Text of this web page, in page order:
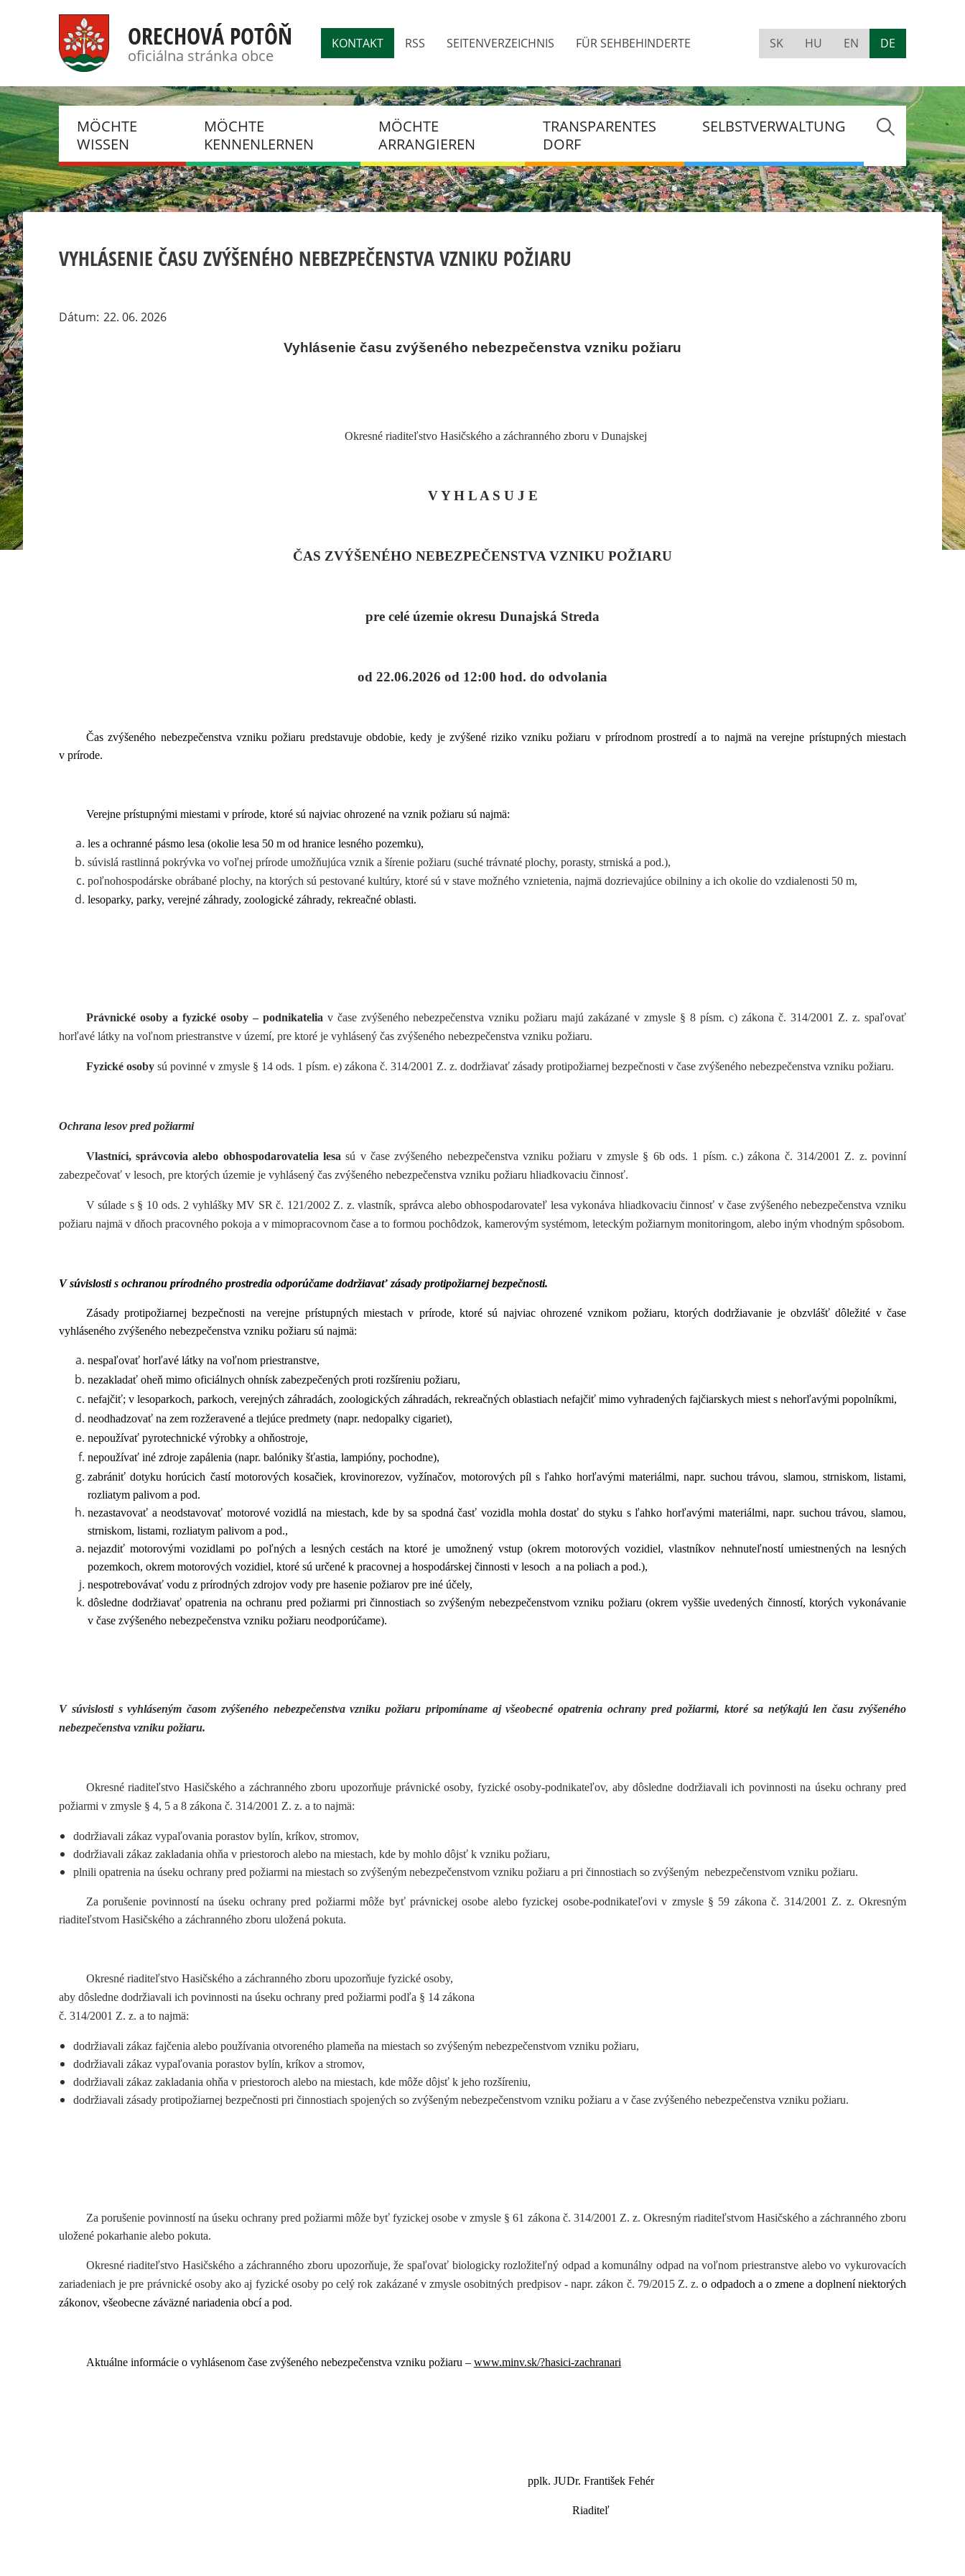
Inhalt
ORECHOVÁ POTÔŇ
oficiálna stránka obce
Top
menu
KONTAKT RSS SEITENVERZEICHNIS FÜR SEHBEHINDERTE
version
SK HU EN DE
MÖCHTE
WISSEN
NACHRICHTEN,
BENACHRICHTIGUNGEN
GESCHENK
MÖCHTE
KENNENLERNEN
FOTOGALERIEN
DSC
ZBOR
MÖCHTE
ARRANGIEREN
FORMULARE DES BAUAMTES
TRANSPARENTES
DORF
VERTRÄGE
RECHNUNGEN
BESCHAFFUNG
GEBIETSPLAN
SELBSTVERWALTUNG
VYHLÁSENIE ČASU ZVÝŠENÉHO NEBEZPEČENSTVA VZNIKU POŽIARU
Dátum 22. 06. 2026
Vyhlásenie času zvýšeného nebezpečenstva vzniku požiaru
Okresné riaditeľstvo Hasičského a záchranného zboru v Dunajskej
V Y H L A S U J E
ČAS ZVÝŠENÉHO NEBEZPEČENSTVA VZNIKU POŽIARU
pre celé územie okresu Dunajská Streda
od 22.06.2026 od 12:00 hod. do odvolania
Čas zvýšeného nebezpečenstva vzniku požiaru predstavuje obdobie, kedy je zvýšené riziko vzniku požiaru v prírodnom prostredí a to najmä na verejne prístupných miestach
v prírode.
Verejne prístupnými miestami v prírode, ktoré sú najviac ohrozené na vznik požiaru sú najmä:
les a ochranné pásmo lesa (okolie lesa 50 m od hranice lesného pozemku),
súvislá rastlinná pokrývka vo voľnej prírode umožňujúca vznik a šírenie požiaru (suché trávnaté plochy, porasty, strniská a pod.),
poľnohospodárske obrábané plochy, na ktorých sú pestované kultúry, ktoré sú v stave možného vznietenia, najmä dozrievajúce obilniny a ich okolie do vzdialenosti 50 m,
lesoparky, parky, verejné záhrady, zoologické záhrady, rekreačné oblasti.
Právnické osoby a fyzické osoby – podnikatelia v čase zvýšeného nebezpečenstva vzniku požiaru majú zakázané v zmysle § 8 písm. c) zákona č. 314/2001 Z. z. spaľovať
horľavé látky na voľnom priestranstve v území, pre ktoré je vyhlásený čas zvýšeného nebezpečenstva vzniku požiaru.
Fyzické osobysú povinné v zmysle § 14 ods. 1 písm. e) zákona č. 314/2001 Z. z. dodržiavať zásady protipožiarnej bezpečnosti v čase zvýšeného nebezpečenstva vzniku požiaru.
Ochrana lesov pred požiarmi
Vlastníci, správcovia alebo obhospodarovatelia lesasú v čase zvýšeného nebezpečenstva vzniku požiaru v zmysle § 6b ods. 1 písm. c.) zákona č. 314/2001 Z. z. povinní
zabezpečovať v lesoch, pre ktorých územie je vyhlásený čas zvýšeného nebezpečenstva vzniku požiaru hliadkovaciu činnosť.
V súlade s § 10 ods. 2 vyhlášky MV SR č. 121/2002 Z. z. vlastník, správca alebo obhospodarovateľ lesa vykonáva hliadkovaciu činnosť v čase zvýšeného nebezpečenstva vzniku
požiaru najmä v dňoch pracovného pokoja a v mimopracovnom čase a to formou pochôdzok, kamerovým systémom, leteckým požiarnym monitoringom, alebo iným vhodným spôsobom.
V súvislosti s ochranou prírodného prostredia odporúčame dodržiavať zásady protipožiarnej bezpečnosti.
Zásady protipožiarnej bezpečnosti na verejne prístupných miestach v prírode, ktoré sú najviac ohrozené vznikom požiaru, ktorých dodržiavanie je obzvlášť dôležité v čase
vyhláseného zvýšeného nebezpečenstva vzniku požiaru sú najmä:
nespaľovať horľavé látky na voľnom priestranstve,
nezakladať oheň mimo oficiálnych ohnísk zabezpečených proti rozšíreniu požiaru,
nefajčiť; v lesoparkoch, parkoch, verejných záhradách, zoologických záhradách, rekreačných oblastiach nefajčiť mimo vyhradených fajčiarskych miest s nehorľavými popolníkmi,
neodhadzovať na zem rozžeravené a tlejúce predmety (napr. nedopalky cigariet),
nepoužívať pyrotechnické výrobky a ohňostroje,
nepoužívať iné zdroje zapálenia (napr. balóniky šťastia, lampióny, pochodne),
zabrániť dotyku horúcich častí motorových kosačiek, krovinorezov, vyžínačov, motorových píl s ľahko horľavými materiálmi, napr. suchou trávou, slamou, strniskom, listami,
rozliatym palivom a pod.
nezastavovať a neodstavovať motorové vozidlá na miestach, kde by sa spodná časť vozidla mohla dostať do styku s ľahko horľavými materiálmi, napr. suchou trávou, slamou,
strniskom, listami, rozliatym palivom a pod.,
nejazdiť motorovými vozidlami po poľných a lesných cestách na ktoré je umožnený vstup (okrem motorových vozidiel, vlastníkov nehnuteľností umiestnených na lesných
pozemkoch, okrem motorových vozidiel, ktoré sú určené k pracovnej a hospodárskej činnosti v lesoch a na poliach a pod.),
nespotrebovávať vodu z prírodných zdrojov vody pre hasenie požiarov pre iné účely,
dôsledne dodržiavať opatrenia na ochranu pred požiarmi pri činnostiach so zvýšeným nebezpečenstvom vzniku požiaru (okrem vyššie uvedených činností, ktorých vykonávanie
v čase zvýšeného nebezpečenstva vzniku požiaru neodporúčame).
V súvislosti s vyhláseným časom zvýšeného nebezpečenstva vzniku požiaru pripomíname aj všeobecné opatrenia ochrany pred požiarmi, ktoré sa netýkajú len času zvýšeného
nebezpečenstva vzniku požiaru.
Okresné riaditeľstvo Hasičského a záchranného zboru upozorňuje právnické osoby, fyzické osoby-podnikateľov, aby dôsledne dodržiavali ich povinnosti na úseku ochrany pred
požiarmi v zmysle § 4, 5 a 8 zákona č. 314/2001 Z. z. a to najmä:
dodržiavali zákaz vypaľovania porastov bylín, kríkov, stromov,
dodržiavali zákaz zakladania ohňa v priestoroch alebo na miestach, kde by mohlo dôjsť k vzniku požiaru,
plnili opatrenia na úseku ochrany pred požiarmi na miestach so zvýšeným nebezpečenstvom vzniku požiaru a pri činnostiach so zvýšeným nebezpečenstvom vzniku požiaru.
Za porušenie povinností na úseku ochrany pred požiarmi môže byť právnickej osobe alebo fyzickej osobe-podnikateľovi v zmysle § 59 zákona č. 314/2001 Z. z. Okresným
riaditeľstvom Hasičského a záchranného zboru uložená pokuta.
Okresné riaditeľstvo Hasičského a záchranného zboru upozorňuje fyzické osoby,
aby dôsledne dodržiavali ich povinnosti na úseku ochrany pred požiarmi podľa § 14 zákona
č. 314/2001 Z. z. a to najmä:
dodržiavali zákaz fajčenia alebo používania otvoreného plameňa na miestach so zvýšeným nebezpečenstvom vzniku požiaru,
dodržiavali zákaz vypaľovania porastov bylín, kríkov a stromov,
dodržiavali zákaz zakladania ohňa v priestoroch alebo na miestach, kde môže dôjsť k jeho rozšíreniu,
dodržiavali zásady protipožiarnej bezpečnosti pri činnostiach spojených so zvýšeným nebezpečenstvom vzniku požiaru a v čase zvýšeného nebezpečenstva vzniku požiaru.
Za porušenie povinností na úseku ochrany pred požiarmi môže byť fyzickej osobe v zmysle § 61 zákona č. 314/2001 Z. z. Okresným riaditeľstvom Hasičského a záchranného zboru
uložené pokarhanie alebo pokuta.
Okresné riaditeľstvo Hasičského a záchranného zboru upozorňuje, že spaľovať biologicky rozložiteľný odpad a komunálny odpad na voľnom priestranstve alebo vo vykurovacích
zariadeniach je pre právnické osoby ako aj fyzické osoby po celý rok zakázané v zmysle osobitných predpisov - napr. zákon č. 79/2015 Z. z.o odpadoch a o zmene a doplnení niektorých
zákonov, všeobecne záväzné nariadenia obcí a pod.
Aktuálne informácie o vyhlásenom čase zvýšeného nebezpečenstva vzniku požiaru – www.minv.sk/?hasici-zachranari
pplk. JUDr. František Fehér
Riaditeľ